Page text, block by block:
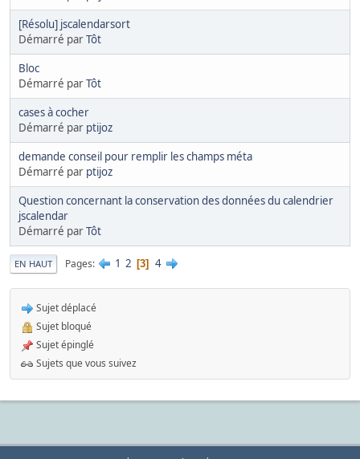
[Résolu] jscalendarsort
Démarré parTôt
Bloc
Démarré parTôt
cases à cocher
Démarré par ptijoz
demande conseil pour remplir les champs méta
Démarré par ptijoz
Question concernant la conservation des données du calendrier
jscalendar
Démarré parTôt
EN HAUT Pages 1 2 3 4
Sujet déplacé
Sujet bloqué
Sujet épinglé
Sujets que vous suivez